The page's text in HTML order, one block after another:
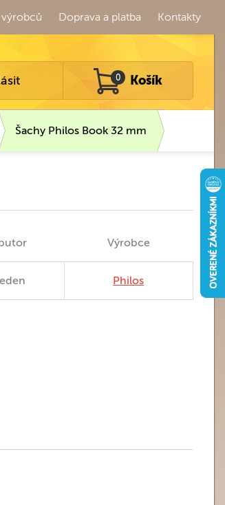
Doprava a platba Kontakty
0 Košík
Šachy Philos Book 32 mm
Výrobce
Philos